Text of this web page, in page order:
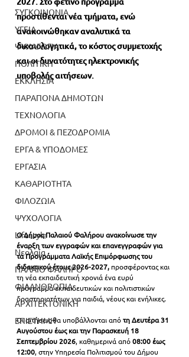
ΣΥΓΚΟΙΝΩΝΙΑ
ΥΓΕΙΑ
ΨΥΧΑΓΩΓΙΑ
ΠΟΛΙΤΙΚΗ
ΕΚΚΛΗΣΙΑ
ΠΑΡΑΠΟΝΑ ΔΗΜΟΤΩΝ
ΤΕΧΝΟΛΟΓΙΑ
ΔΡΟΜΟΙ & ΠΕΖΟΔΡΟΜΙΑ
ΕΡΓΑ & ΥΠΟΔΟΜΕΣ
ΕΡΓΑΣΙΑ
ΚΑΘΑΡΙΟΤΗΤΑ
ΦΙΛΟΖΩΙΑ
ΨΥΧΟΛΟΓΙΑ
Lifestyle
Νεολαία
ΠΑΛΑΙΟ ΦΑΛΗΡΟ
ΦΙΛΑΝΘΡΩΠΙΑ
ΑΡΧΙΤΕΚΤΟΝΙΚΗ
ΕΠΙΣΤΗΜΗ
προστίθενται νέα τμήματα, ενώ
ανακοινώθηκαν αναλυτικά τα
δικαιολογητικά, το κόστος συμμετοχής
και οι δυνατότητες ηλεκτρονικής
υποβολής αιτήσεων.
Ο Δήμος Παλαιού Φαλήρου ανακοίνωσε την
έναρξη των εγγραφών και επανεγγραφών για
τα Προγράμματα Λαϊκής Επιμόρφωσης του
διδακτικού έτους 2026-2027, προσφέροντας και
τη νέα εκπαιδευτική χρονιά ένα ευρύ
πρόγραμμα εκπαιδευτικών και πολιτιστικών
δραστηριοτήτων για παιδιά, νέους και ενήλικες.
Οι αιτήσεις θα υποβάλλονται από τη Δευτέρα 31
Αυγούστου έως και την Παρασκευή 18
Σεπτεμβρίου 2026, καθημερινά από 08:00 έως
12:00, στην Υπηρεσία Πολιτισμού του Δήμου